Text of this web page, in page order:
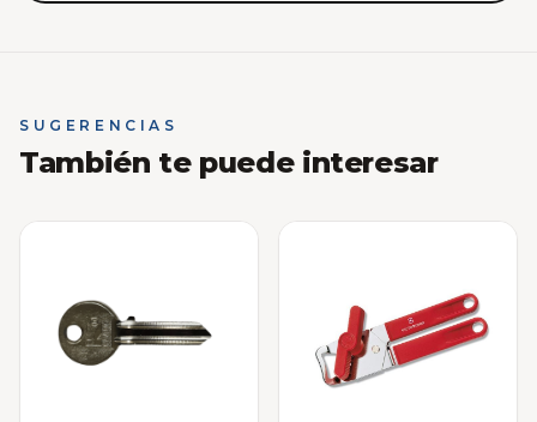
SUGERENCIAS
También te puede interesar